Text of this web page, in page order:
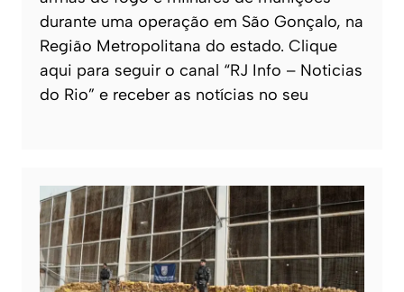
durante uma operação em São Gonçalo, na
Região Metropolitana do estado. Clique
aqui para seguir o canal “RJ Info – Noticias
do Rio” e receber as notícias no seu